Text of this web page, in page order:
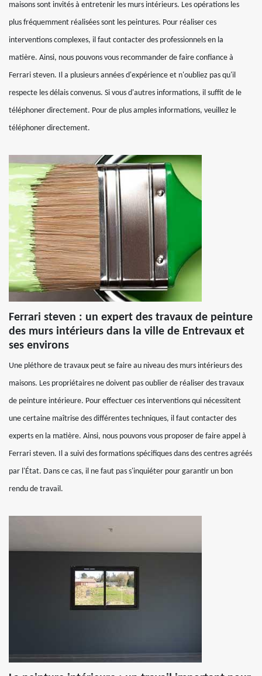
maisons sont invités à entretenir les murs intérieurs. Les opérations les
plus fréquemment réalisées sont les peintures. Pour réaliser ces
interventions complexes, il faut contacter des professionnels en la
matière. Ainsi, nous pouvons vous recommander de faire confiance à
Ferrari steven. Il a plusieurs années d'expérience et n'oubliez pas qu'il
respecte les délais convenus. Si vous d'autres informations, il suffit de le
téléphoner directement. Pour de plus amples informations, veuillez le
téléphoner directement.
Ferrari steven : un expert des travaux de peinture
des murs intérieurs dans la ville de Entrevaux et
ses environs
Une pléthore de travaux peut se faire au niveau des murs intérieurs des
maisons. Les propriétaires ne doivent pas oublier de réaliser des travaux
de peinture intérieure. Pour effectuer ces interventions qui nécessitent
une certaine maîtrise des différentes techniques, il faut contacter des
experts en la matière. Ainsi, nous pouvons vous proposer de faire appel à
Ferrari steven. Il a suivi des formations spécifiques dans des centres agréés
par l'État. Dans ce cas, il ne faut pas s'inquiéter pour garantir un bon
rendu de travail.